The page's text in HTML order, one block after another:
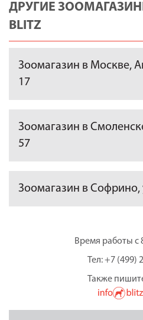
ДРУГИЕ
BLITZ
Зоомагазин в Москве,
17
Зоомагазин в
57
Зоомагазин в Софрино,
Время работы с
Тел: +7 (499)
Также